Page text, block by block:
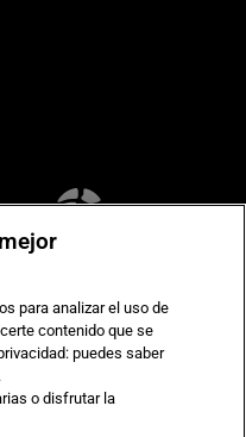
electrónicos
para analizar el uso de
contenido que se
puedes saber
.
o disfrutar la